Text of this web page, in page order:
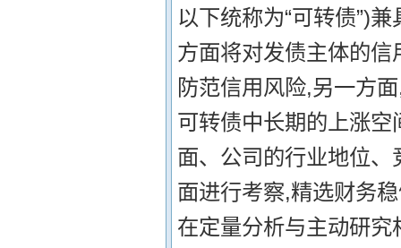
以下统称为“可转债”)
方面将对发债主体的
防范信用风险,另一方
可转债中长期的上涨
面、公司的行业地位
面进行考察,精选财务
在定量分析与主动研